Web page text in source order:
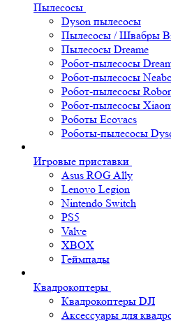
Пылесосы
Dyson пылесосы
Пылесосы / Швабры
Пылесосы Dreame
Робот-пылесосы
Робот-пылесосы
Робот-пылесосы
Робот-пылесосы
Роботы Ecovacs
Роботы-пылесосы
Игровые приставки
Asus ROG Ally
Lenovo Legion
Nintendo Switch
PS5
Valve
XBOX
Геймпады
Квадрокоптеры
Квадрокоптеры DJI
Аксессуары для